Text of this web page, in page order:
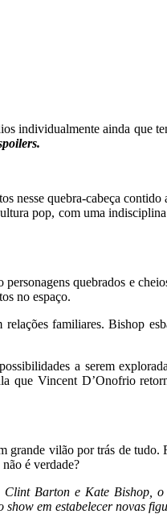
individualmente ainda que
quebra-cabeça
pop, com uma
quebrados e
no espaço.
familiares. Bishop
a serem
que Vincent D’Onofrio
vilão por trás de
é verdade?
Barton e Kate Bishop,
em estabelecer novas